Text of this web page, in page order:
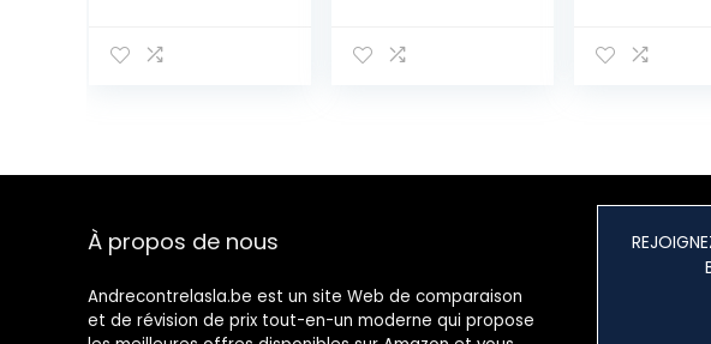
rembourrée en
52,5×49,5x83cm
solide, noir
À propos de nous
Andrecontrelasla.be est un site Web de comparaison
et de révision de prix tout-en-un moderne qui propose